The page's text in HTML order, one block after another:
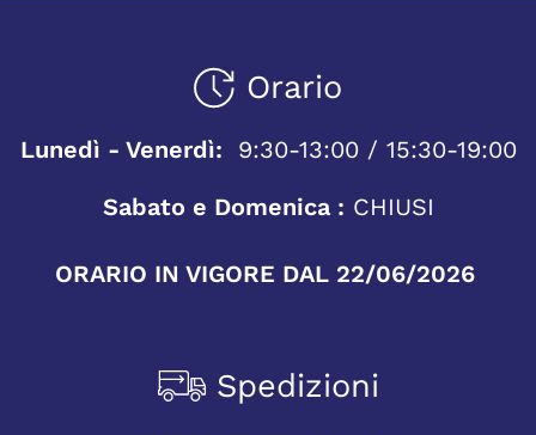
Orario
Lunedì - Venerdì:
9:30-13:00 / 15:30-19:00
Sabato e Domenica : CHIUSI
ORARIO IN VIGORE DAL 22/06/2026
Spedizioni